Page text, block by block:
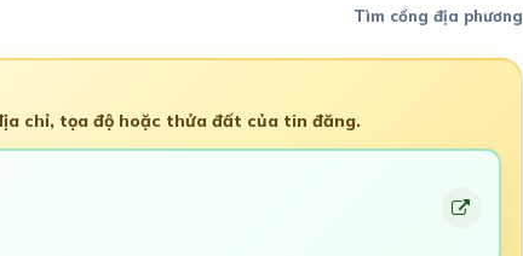
Tìm cổng địa phương
chỉ, tọa độ hoặc thửa đất của tin đăng.